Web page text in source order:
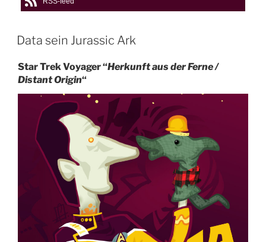
Data sein Jurassic Ark
Star Trek Voyager “Herkunft aus der Ferne /
Distant Origin“